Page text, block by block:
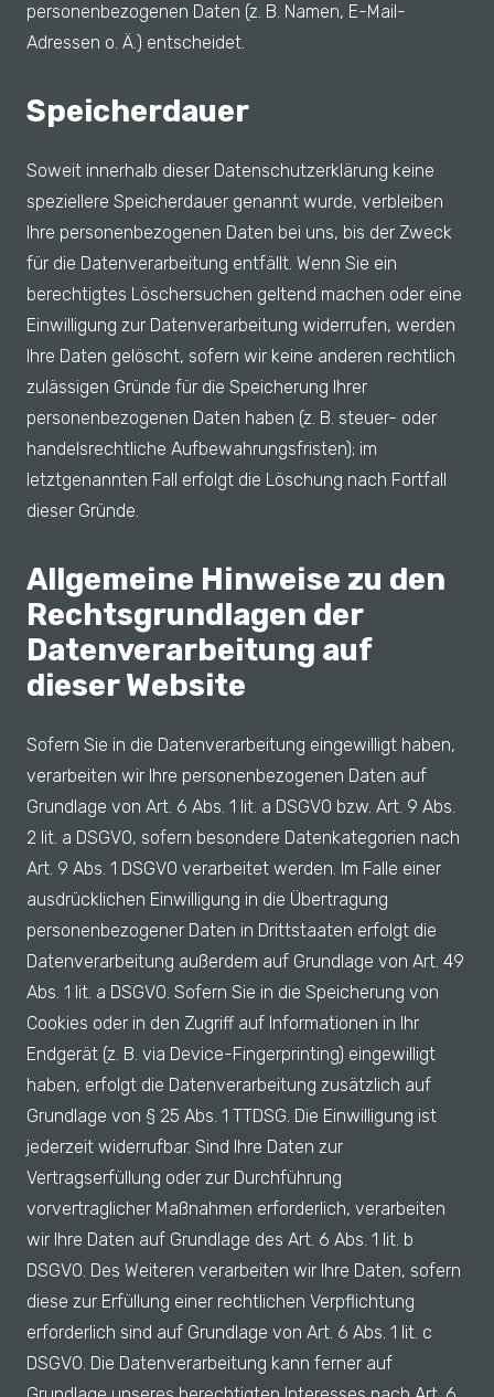
personenbezogenen Daten (z. B. Namen, E-Mail-
Adressen o. Ä.) entscheidet.
Speicherdauer
Soweit innerhalb dieser Datenschutzerklärung keine
speziellere Speicherdauer genannt wurde, verbleiben
Ihre personenbezogenen Daten bei uns, bis der Zweck
für die Datenverarbeitung entfällt. Wenn Sie ein
berechtigtes Löschersuchen geltend machen oder eine
Einwilligung zur Datenverarbeitung widerrufen, werden
Ihre Daten gelöscht, sofern wir keine anderen rechtlich
zulässigen Gründe für die Speicherung Ihrer
personenbezogenen Daten haben (z. B. steuer- oder
handelsrechtliche Aufbewahrungsfristen); im
letztgenannten Fall erfolgt die Löschung nach Fortfall
dieser Gründe.
Allgemeine Hinweise zu den
Rechtsgrundlagen der
Datenverarbeitung auf
dieser Website
Sofern Sie in die Datenverarbeitung eingewilligt haben,
verarbeiten wir Ihre personenbezogenen Daten auf
Grundlage von Art. 6 Abs. 1 lit. a DSGVO bzw. Art. 9 Abs.
2 lit. a DSGVO, sofern besondere Datenkategorien nach
Art. 9 Abs. 1 DSGVO verarbeitet werden. Im Falle einer
ausdrücklichen Einwilligung in die Übertragung
personenbezogener Daten in Drittstaaten erfolgt die
Datenverarbeitung außerdem auf Grundlage von Art. 49
Abs. 1 lit. a DSGVO. Sofern Sie in die Speicherung von
Cookies oder in den Zugriff auf Informationen in Ihr
Endgerät (z. B. via Device-Fingerprinting) eingewilligt
haben, erfolgt die Datenverarbeitung zusätzlich auf
Grundlage von § 25 Abs. 1 TTDSG. Die Einwilligung ist
jederzeit widerrufbar. Sind Ihre Daten zur
Vertragserfüllung oder zur Durchführung
vorvertraglicher Maßnahmen erforderlich, verarbeiten
wir Ihre Daten auf Grundlage des Art. 6 Abs. 1 lit. b
DSGVO. Des Weiteren verarbeiten wir Ihre Daten, sofern
diese zur Erfüllung einer rechtlichen Verpflichtung
erforderlich sind auf Grundlage von Art. 6 Abs. 1 lit. c
DSGVO. Die Datenverarbeitung kann ferner auf